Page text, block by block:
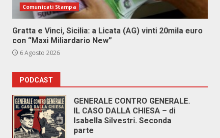
Comunicati Stampa
Gratta e Vinci, Sicilia: a Licata (AG) vinti 20mila euro
con “Maxi Miliardario New”
6 Agosto 2026
PODCAST
GENERALE CONTRO GENERALE.
IL CASO DALLA CHIESA – di
Isabella Silvestri. Seconda
parte